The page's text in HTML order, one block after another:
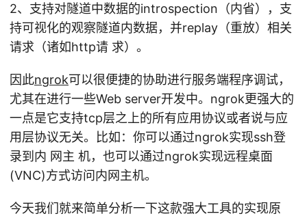
2、支持对隧道中数据的introspection（内省），支
持可视化的观察隧道内数据，并replay（重放）相关
请求（诸如http请 求）。
因此ngrok可以很便捷的协助进行服务端程序调试，
尤其在进行一些Web server开发中。ngrok更强大的
一点是它支持tcp层之上的所有应用协议或者说与应
用层协议无关。比如：你可以通过ngrok实现ssh登
录到内 网主 机，也可以通过ngrok实现远程桌面
(VNC)方式访问内网主机。
今天我们就来简单分析一下这款强大工具的实现原